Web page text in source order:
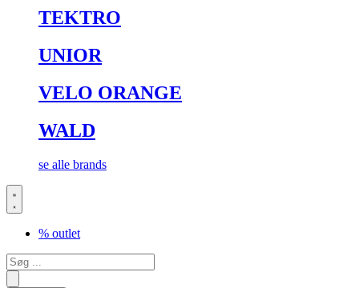
TEKTRO
UNIOR
VELO ORANGE
WALD
se alle brands
% outlet
Search
...